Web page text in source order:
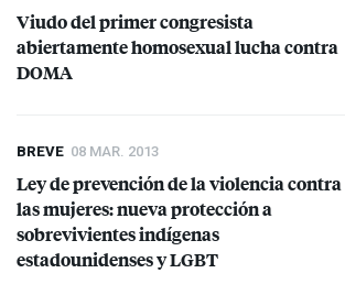
Viudo del primer congresista
abiertamente homosexual lucha contra
DOMA
BREVE 08 MAR. 2013
Ley de prevención de la violencia contra
las mujeres: nueva protección a
sobrevivientes indígenas
estadounidenses yLGBT